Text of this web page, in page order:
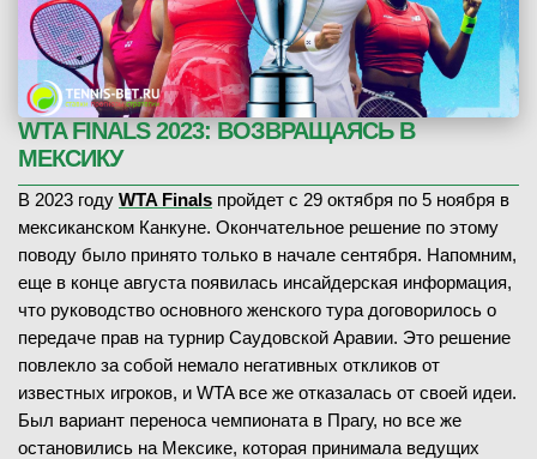
WTA FINALS 2023: ВОЗВРАЩАЯСЬ В
МЕКСИКУ
В 2023 году WTA Finals пройдет с 29 октября по 5 ноября в
мексиканском Канкуне. Окончательное решение по этому
поводу было принято только в начале сентября. Напомним,
еще в конце августа появилась инсайдерская информация,
что руководство основного женского тура договорилось о
передаче прав на турнир Саудовской Аравии. Это решение
повлекло за собой немало негативных откликов от
известных игроков, и WTA все же отказалась от своей идеи.
Был вариант переноса чемпионата в Прагу, но все же
остановились на Мексике, которая принимала ведущих